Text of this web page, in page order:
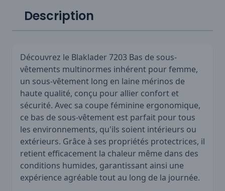
Description
Découvrez le Blaklader 7203 Bas de sous-
vêtements multinormes inhérent pour femme,
un sous-vêtement long en laine mérinos de
haute qualité, conçu pour allier confort et
sécurité. Avec sa coupe féminine ergonomique,
ce bas de sous-vêtement est parfait pour tous
les environnements, qu'ils soient intérieurs ou
extérieurs. Grâce à ses propriétés protectrices, il
retient efficacement la chaleur même dans des
conditions humides, garantissant ainsi une
expérience agréable tout au long de la journée.